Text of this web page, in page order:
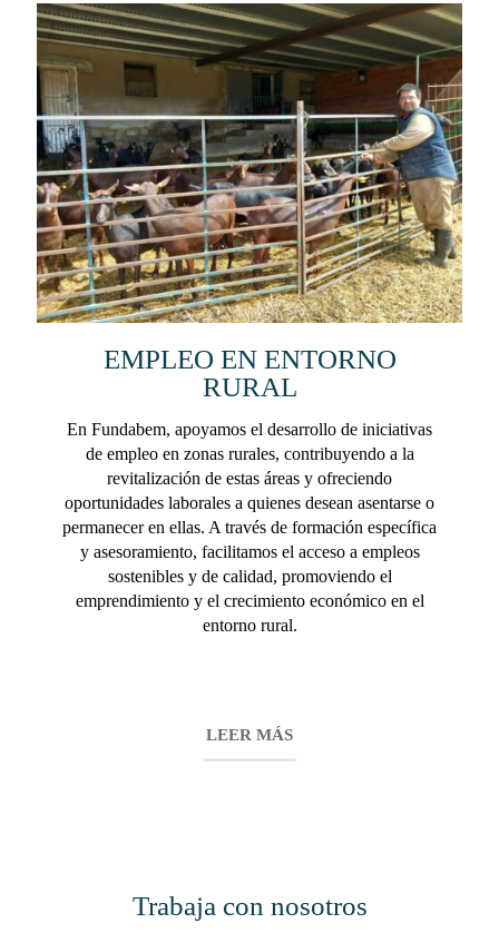
EMPLEO EN ENTORNO
RURAL
En Fundabem, apoyamos el desarrollo de iniciativas
de empleo en zonas rurales, contribuyendo a la
revitalización de estas áreas y ofreciendo
oportunidades laborales a quienes desean asentarse o
permanecer en ellas. A través de formación específica
y asesoramiento, facilitamos el acceso a empleos
sostenibles y de calidad, promoviendo el
emprendimiento y el crecimiento económico en el
entorno rural.
LEER MÁS
Trabaja con nosotros